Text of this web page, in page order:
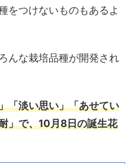
をつけないものもあるよ
んな栽培品種が開発され
「淡い思い」「あせてい
」で、10月8日の誕生花